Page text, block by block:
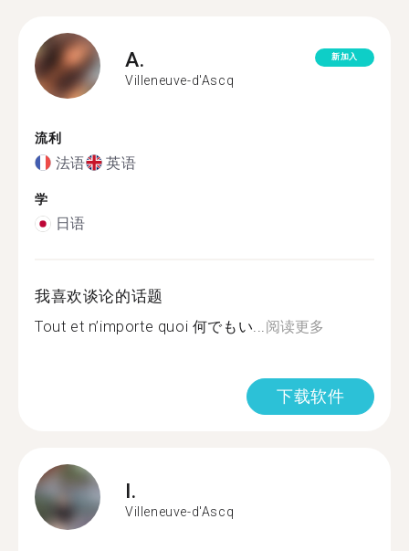
A.
Villeneuve-d'Ascq
新加入
流利
法语 英语
学
日语
我喜欢谈论的话题
Tout et n’importe quoi 何でもい...阅读更多
下载软件
I.
Villeneuve-d'Ascq